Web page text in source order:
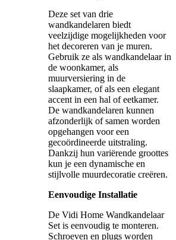
Deze set van drie
wandkandelaren biedt
veelzijdige mogelijkheden voor
het decoreren van je muren.
Gebruik ze als wandkandelaar in
de woonkamer, als
muurversiering in de
slaapkamer, of als een elegant
accent in een hal of eetkamer.
De wandkandelaren kunnen
afzonderlijk of samen worden
opgehangen voor een
gecoördineerde uitstraling.
Dankzij hun variërende groottes
kun je een dynamische en
stijlvolle muurdecoratie creëren.
Eenvoudige Installatie
De Vidi Home Wandkandelaar
Set is eenvoudig te monteren.
Schroeven en plugs worden